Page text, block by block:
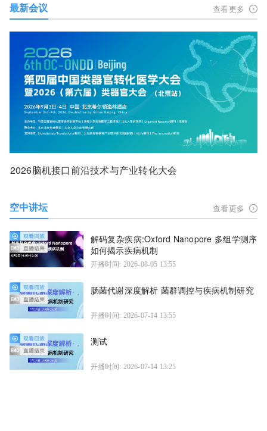
最新会议 查看更多
2026脑机接口前沿技术与产业转化大会
空中讲坛 查看更多
解码复杂疾病:Oxford Nanopore 多组学测序
如何揭示疾病机制
开播时间: 2026-08-05 13:55
肠菌代谢深度解析 菌群调控与疾病机制研究
开播时间: 2026-07-14 13:55
测试
开播时间: 2026-07-14 13:25